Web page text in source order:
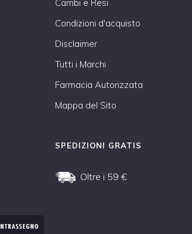
Cambi e Resi
Condizioni d'acquisto
Disclaimer
Tutti i Marchi
Farmacia Autorizzata
Mappa del Sito
SPEDIZIONI GRATIS
Oltre i 59 €